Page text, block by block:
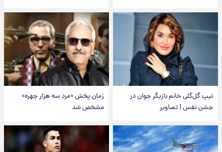
تیپ گل‌گلی خانم بازیگر جوان در
جشن نفس | تصاویر
زمان پخش «مرد سه هزار چهره»
مشخص شد